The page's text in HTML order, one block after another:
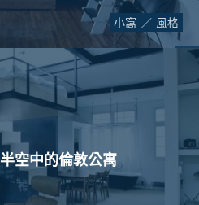
小窩 風格
空中的倫敦公寓